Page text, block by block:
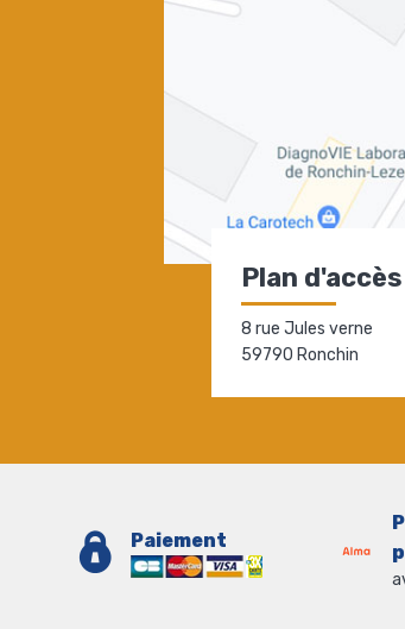
Plan d'accès
8 rue Jules verne
59790 Ronchin
Paiement